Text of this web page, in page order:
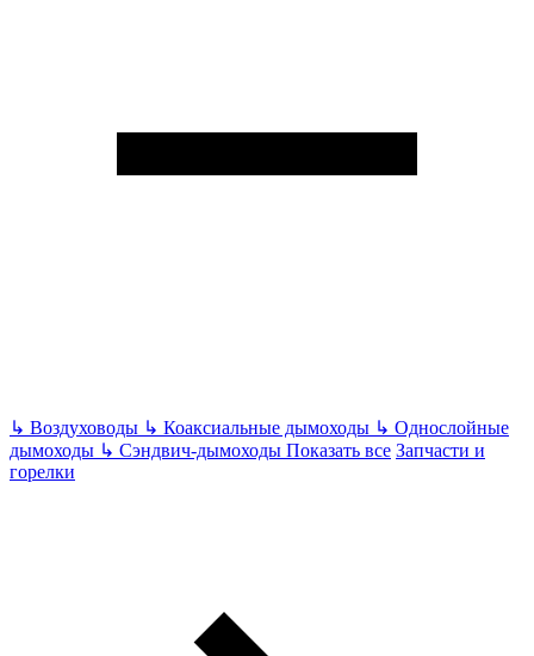
↳ Воздуховоды ↳ Коаксиальные дымоходы ↳ Однослойные
дымоходы ↳ Сэндвич-дымоходы Показать все Запчасти и
горелки